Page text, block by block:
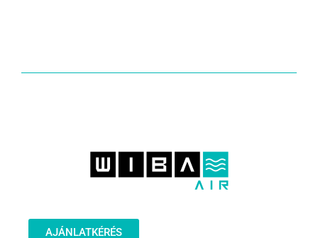
AJÁNLATKÉRÉS